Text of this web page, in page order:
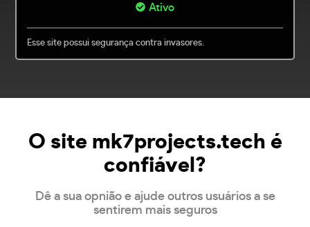
Ativo
Esse site possui segurança contra invasores.
O site mk7projects.tech é
confiável?
Dê a sua opnião e ajude outros usuários a se
sentirem mais seguros